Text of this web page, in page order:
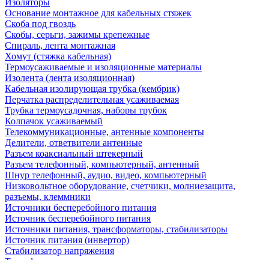
Изоляторы
Основание монтажное для кабельных стяжек
Скоба под гвоздь
Скобы, серьги, зажимы крепежные
Спираль, лента монтажная
Хомут (стяжка кабельная)
Термоусаживаемые и изоляционные материалы
Изолента (лента изоляционная)
Кабельная изолирующая трубка (кембрик)
Перчатка распределительная усаживаемая
Трубка термоусадочная, наборы трубок
Колпачок усаживаемый
Телекоммуникационные, антенные компоненты
Делители, ответвители антенные
Разъем коаксиальный штекерный
Разъем телефонный, компьютерный, антенный
Шнур телефонный, аудио, видео, компьютерный
Низковольтное оборудование, счетчики, молниезащита,
разъемы, клеммники
Источники бесперебойного питания
Источник бесперебойного питания
Источники питания, трансформаторы, стабилизаторы
Источник питания (инвертор)
Стабилизатор напряжения